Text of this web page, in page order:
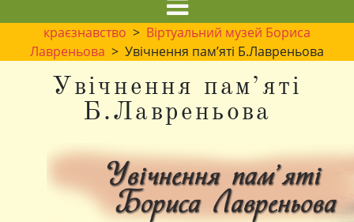
краєзнавство > Віртуальний музей Бориса
Лавреньова > Увічнення пам’яті Б.Лавреньова
Увічнення пам’яті
Б.Лавреньова